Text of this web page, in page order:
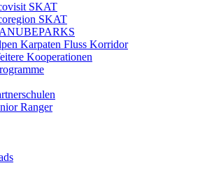
SKAT
SKAT
Karpaten Fluss Korridor
Kooperationen
Ranger